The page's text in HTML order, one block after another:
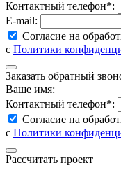
Контактный телефон*:
E-mail:
Согласие на
с Политики
Заказать обратный
Ваше имя:
Контактный телефон*:
Согласие на
с Политики
Рассчитать проект